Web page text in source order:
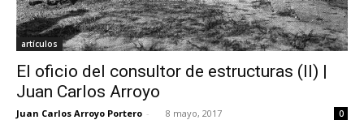
artículos
El oficio del consultor de estructuras (II) |
Juan Carlos Arroyo
Juan Carlos Arroyo Portero - 8 mayo, 2017 0